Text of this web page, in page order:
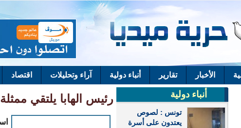
الأخبار تقارير أنباء دولية آراء وتحليلات اقتصاد
أنباء دولية
تونس : لصوص
يعتدون على أسرة
رئيس الهابا يلتقي